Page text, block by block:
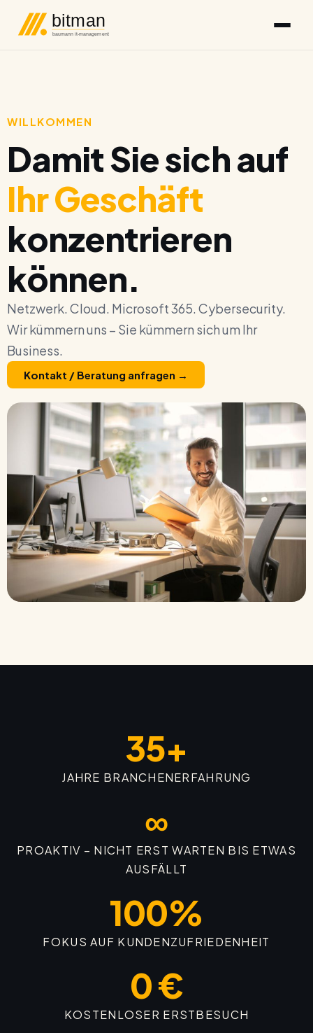
bitman
baumann it-management
WILLKOMMEN
Damit Sie sich auf
Ihr Geschäft
konzentrieren
können.
Netzwerk. Cloud. Microsoft 365. Cybersecurity.
Wir kümmern uns – Sie kümmern sich um Ihr
Business.
Kontakt / Beratung anfragen →
35+
JAHRE BRANCHENERFAHRUNG
∞
PROAKTIV – NICHT ERST WARTEN BIS ETWAS
AUSFÄLLT
100%
FOKUS AUF KUNDENZUFRIEDENHEIT
0 €
KOSTENLOSER ERSTBESUCH